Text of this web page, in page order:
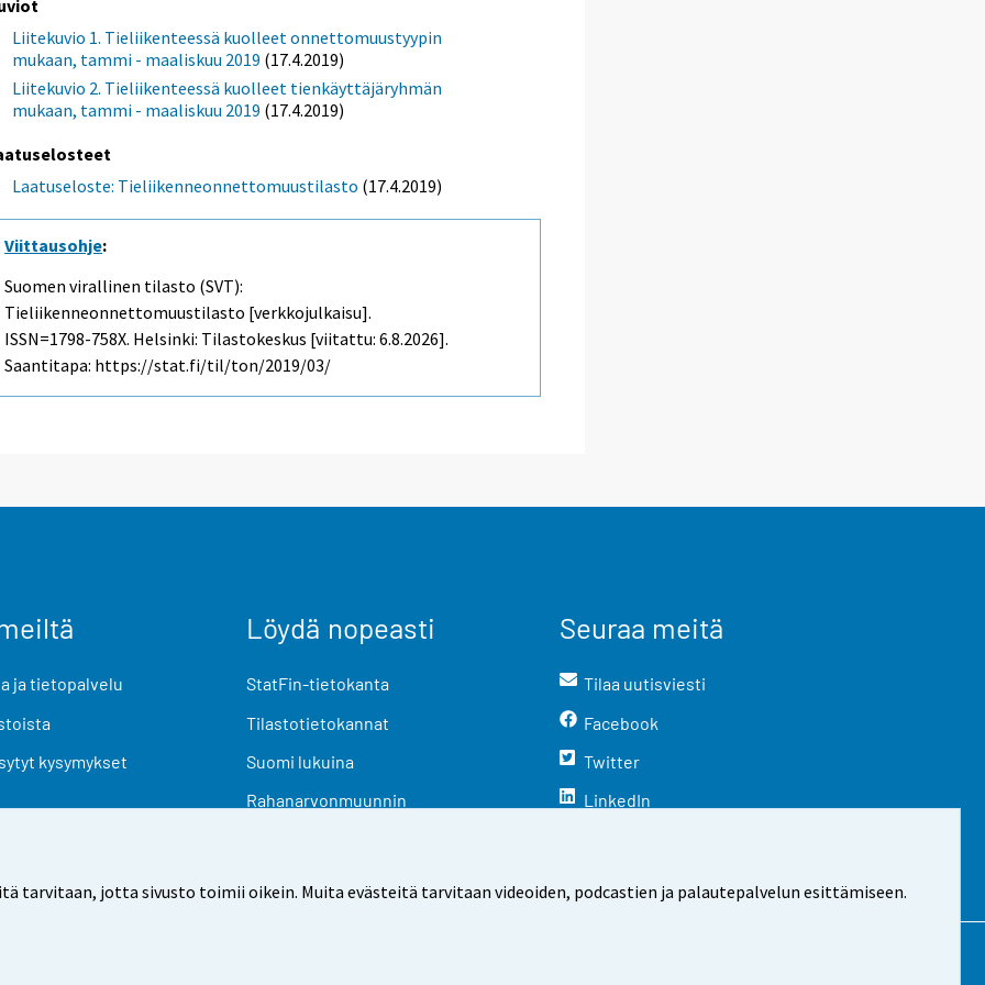
tarvitaan, jotta sivusto toimii oikein. Muita evästeitä tarvitaan videoiden, podcastien ja palautepalvelun esittämiseen.
Liitekuvio 1. Tieliikenteessä kuolleet onnettomuustyypin
mukaan, tammi - maaliskuu 2019 (17.4.2019)
Liitekuvio 2. Tieliikenteessä kuolleet tienkäyttäjäryhmän
mukaan, tammi - maaliskuu 2019 (17.4.2019)
Laatuseloste: Tieliikenneonnettomuustilasto (17.4.2019)
Viittausohje:
Suomen virallinen tilasto (SVT):
Tieliikenneonnettomuustilasto [verkkojulkaisu].
ISSN=1798-758X. Helsinki: Tilastokeskus [viitattu: 6.8.2026].
Saantitapa: https://stat.fi/til/ton/2019/03/
ja tietopalvelu
kysymykset
Löydä nopeasti
StatFin-tietokanta
Tilastotietokannat
Suomi lukuina
Rahanarvonmuunnin
Seuraa meitä
Tilaa uutisviesti
Facebook
Twitter
LinkedIn